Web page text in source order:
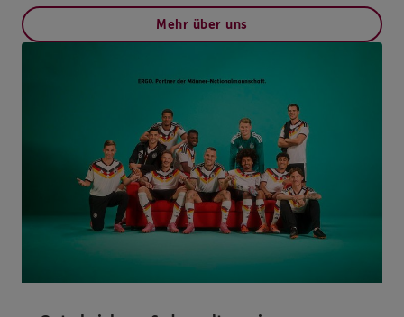
Mehr über uns